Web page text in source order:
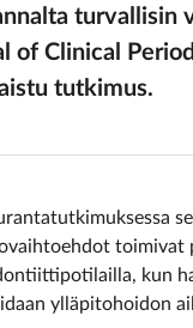
turvallisin
of Clinical
tutkimus.
toimivat
kun
ylläpitohoidon